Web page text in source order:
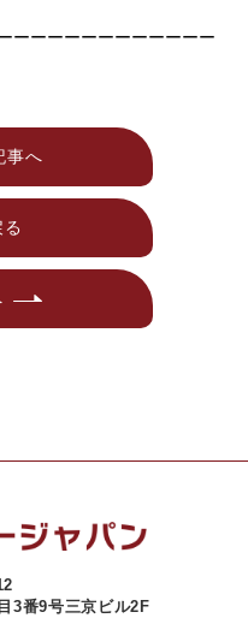
ーーーーーーーーーーーー
事へ
3番9号三京ビル2F